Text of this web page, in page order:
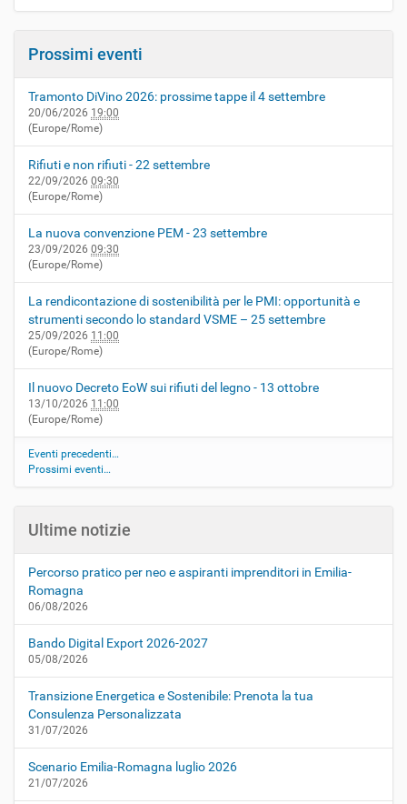
Prossimi eventi
Tramonto DiVino 2026: prossime tappe il 4 settembre
20/06/2026 19:00
(Europe/Rome)
Rifiuti e non rifiuti - 22 settembre
22/09/2026 09:30
(Europe/Rome)
La nuova convenzione PEM - 23 settembre
23/09/2026 09:30
(Europe/Rome)
La rendicontazione di sostenibilità per le PMI: opportunità e
strumenti secondo lo standard VSME – 25 settembre
25/09/2026 11:00
(Europe/Rome)
Il nuovo Decreto EoW sui rifiuti del legno - 13 ottobre
13/10/2026 11:00
(Europe/Rome)
Eventi precedenti…
Prossimi eventi…
Ultime notizie
Percorso pratico per neo e aspiranti imprenditori in Emilia-
Romagna
06/08/2026
Bando Digital Export 2026-2027
05/08/2026
Transizione Energetica e Sostenibile: Prenota la tua
Consulenza Personalizzata
31/07/2026
Scenario Emilia-Romagna luglio 2026
21/07/2026